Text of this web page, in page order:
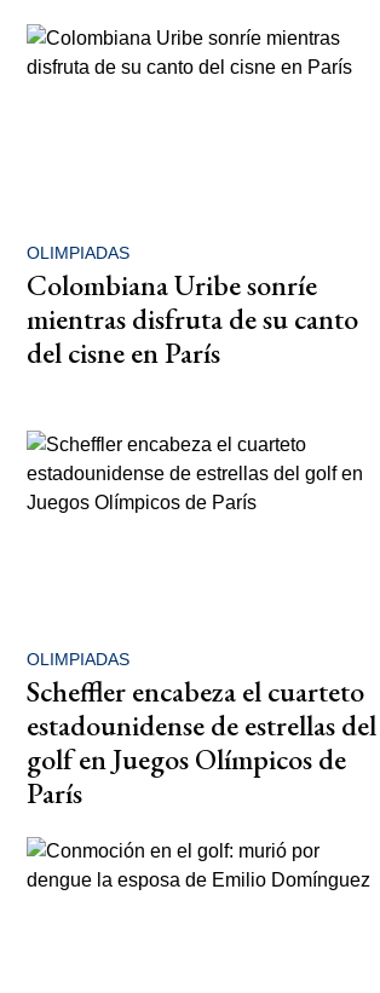
OLIMPIADAS
Colombiana Uribe sonríe
mientras disfruta de su canto
del cisne en París
OLIMPIADAS
Scheffler encabeza el cuarteto
estadounidense de estrellas del
golf en Juegos Olímpicos de
París